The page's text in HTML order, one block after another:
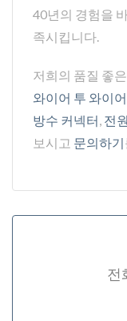
40년의 경험을
족시킵니다.
저희의 품질 좋
와이어 투 와이
방수 커넥터 전
보시고 문의하기
전